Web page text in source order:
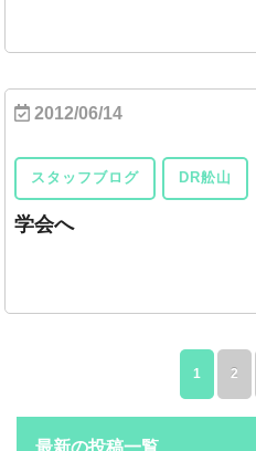
2012/06/14
スタッフブログ DR舩山
学会へ
1 2